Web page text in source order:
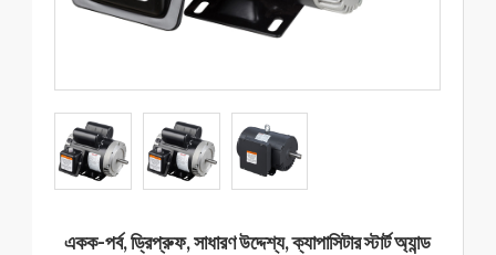
একক-পর্ব, ড্রিপ্রুফ, সাধারণ উদ্দেশ্য, ক্যাপাসিটার স্টার্ট অ্যান্ড